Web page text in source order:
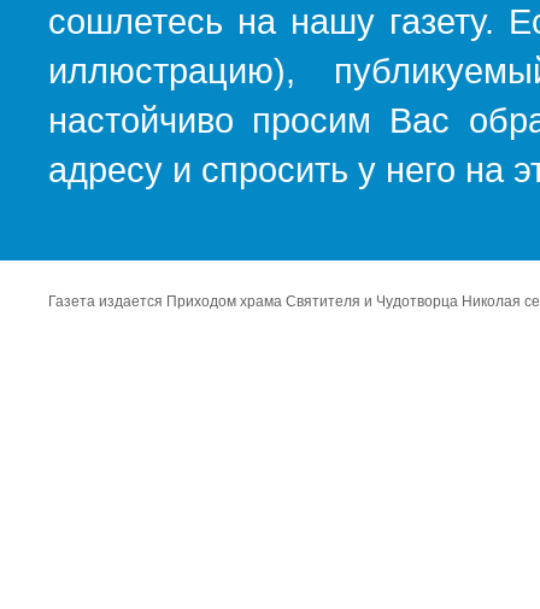
сошлетесь на нашу газету.
иллюстрацию),
настойчиво просим Вас
адресу и спросить у него на
Газета издается Приходом храма Святителя и Чудотворца Николая